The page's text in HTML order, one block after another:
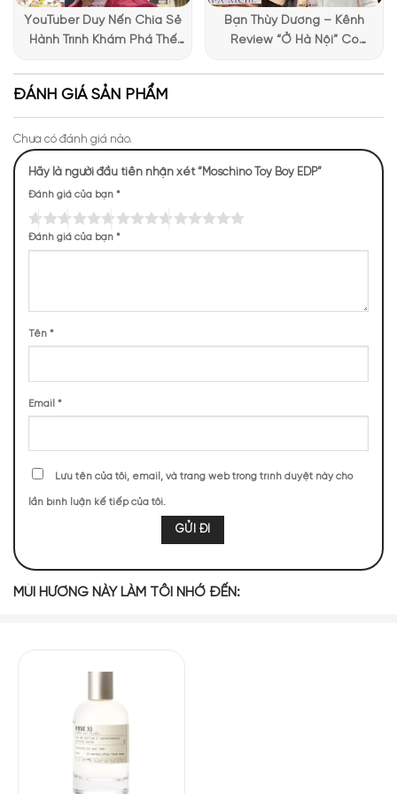
NHỮNG NOTE HƯƠNG THEO CẢM NHẬN
THỰC TẾ
3581 (21,10%) 2781 (16,38%) 1367 (8,05%)
884 (5,21%) 881 (5,19%)
TOP NOTES
YouTuber Duy Nến Chia Sẻ
Hành Trình Khám Phá Thế
Bạn Thùy Dương – Kênh
Review “Ở Hà Nội” Có
ĐÁNH GIÁ SẢN PHẨM
Chưa có đánh giá nào.
Hãy là người đầu tiên nhận xét “Moschino Toy Boy EDP”
Đánh giá của bạn *
Đánh giá của bạn *
Tên *
Email *
Lưu tên của tôi, email, và trang web trong trình duyệt này cho
lần bình luận kế tiếp của tôi.
MÙI HƯƠNG NÀY LÀM TÔI NHỚ ĐẾN: